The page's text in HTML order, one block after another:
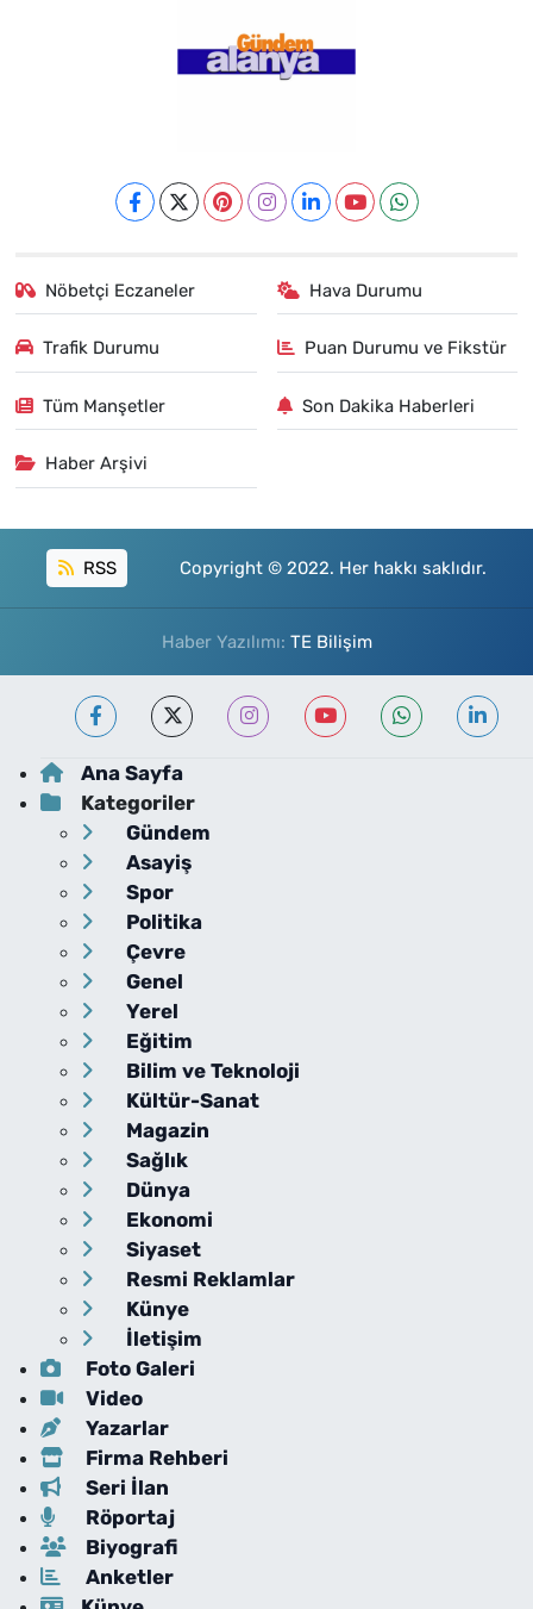
Nöbetçi Eczaneler Hava Durumu
Trafik Durumu Puan Durumu ve Fikstür
Tüm Manşetler Son Dakika Haberleri
Haber Arşivi
RSS Copyright © 2022. Her hakkı saklıdır.
Haber Yazılımı: TE Bilişim
Ana Sayfa
Kategoriler
Gündem
Asayiş
Spor
Politika
Çevre
Genel
Yerel
Eğitim
Bilim ve Teknoloji
Kültür-Sanat
Magazin
Sağlık
Dünya
Ekonomi
Siyaset
Resmi Reklamlar
Künye
İletişim
Foto Galeri
Video
Yazarlar
Firma Rehberi
Seri İlan
Röportaj
Biyografi
Anketler